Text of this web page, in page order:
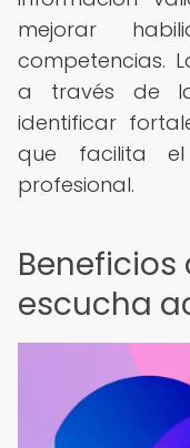
mejorar
competencias.
a través de
identificar
que facilita el
profesional.
escucha